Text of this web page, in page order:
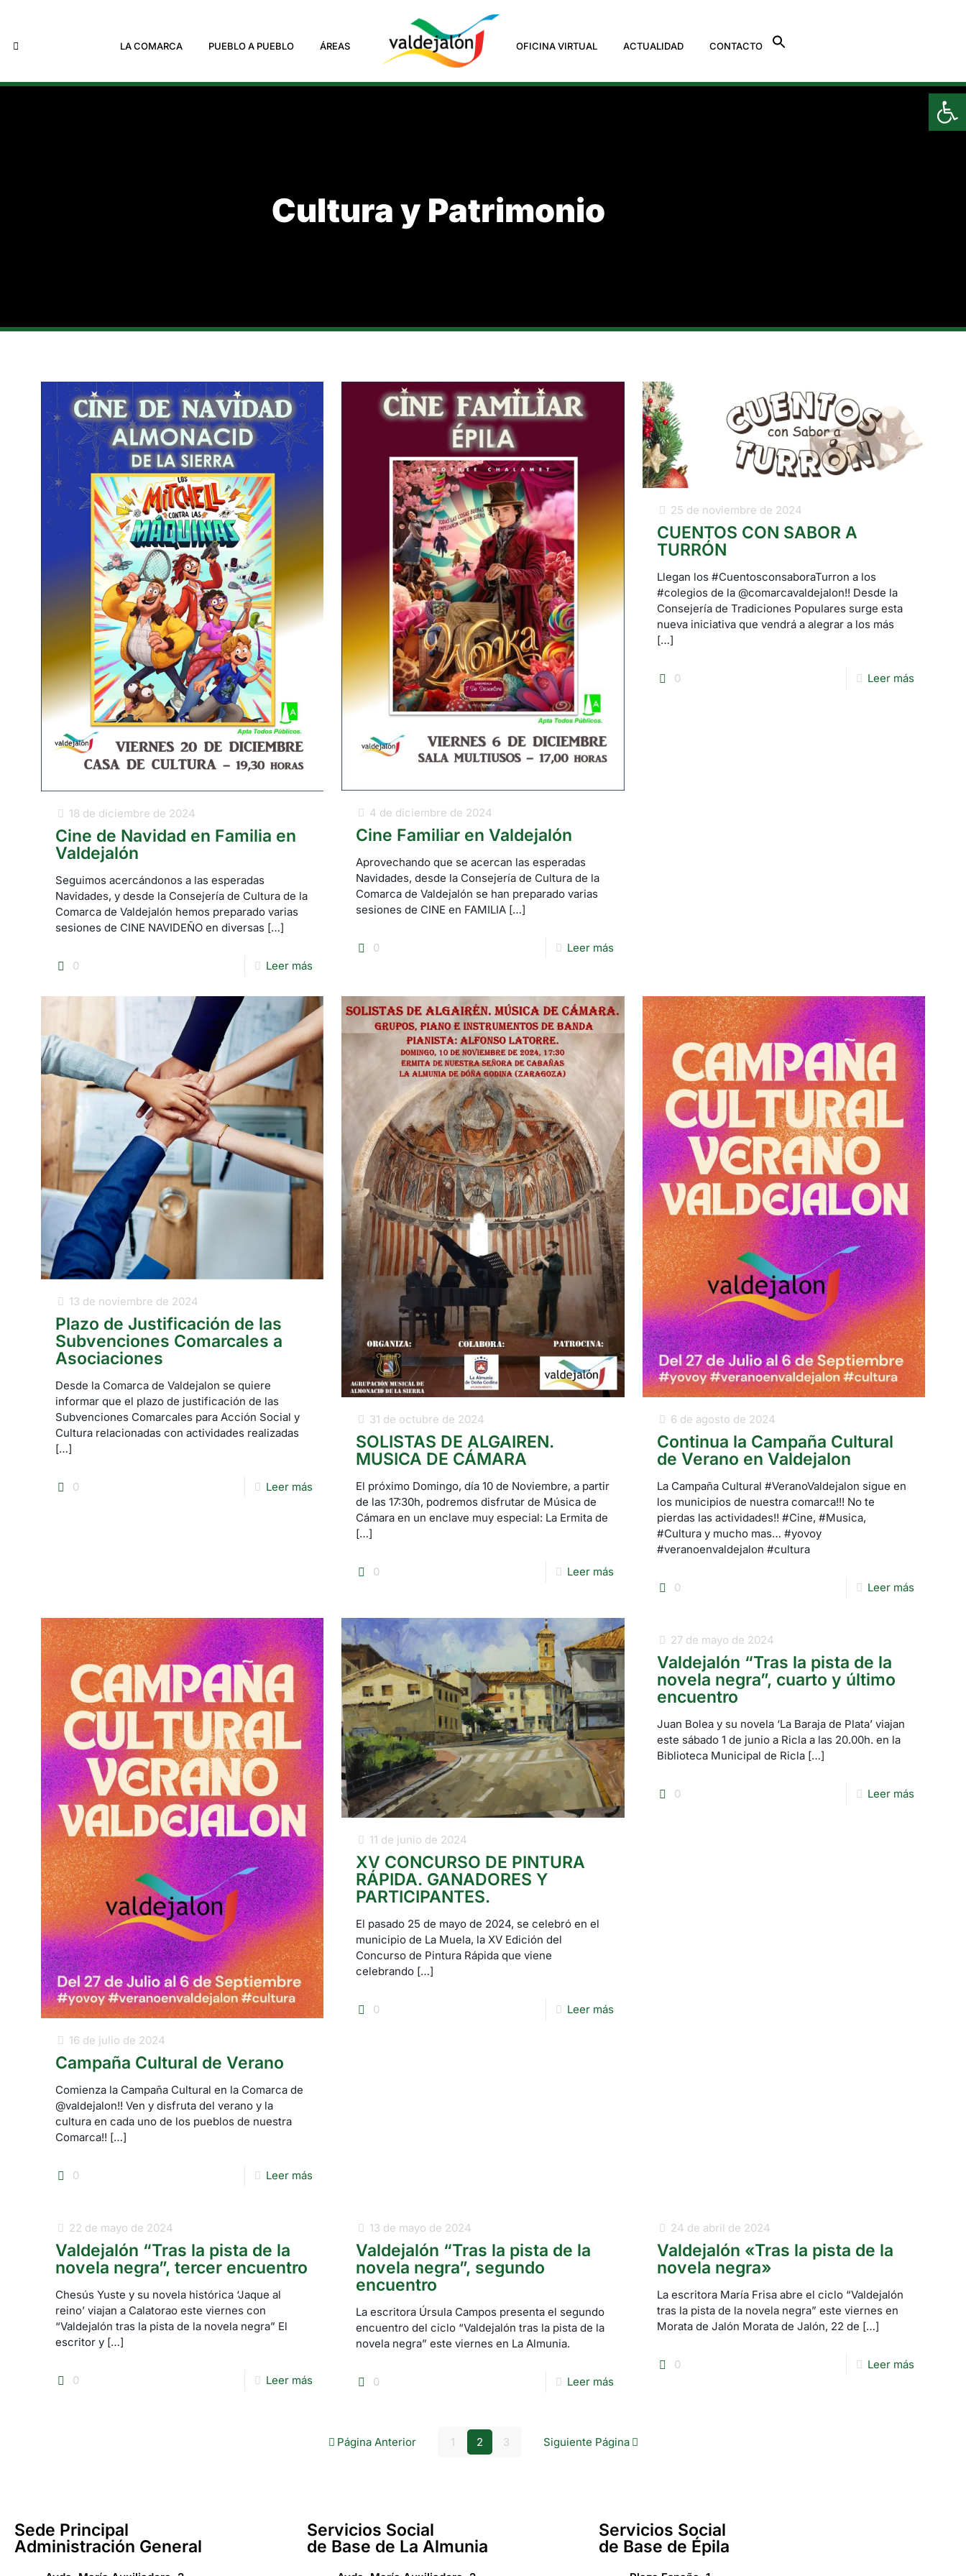
LA COMARCA PUEBLO A PUEBLO ÁREAS OFICINA VIRTUAL ACTUALIDAD CONTACTO
Cultura y Patrimonio
18 de diciembre de 2024
Cine de Navidad en Familia en
Valdejalón
Seguimos acercándonos a las esperadas
Navidades, y desde la Consejería de Cultura de la
Comarca de Valdejalón hemos preparado varias
sesiones de CINE NAVIDEÑO en diversas[…]
0 Leer más
4 de diciembre de 2024
Cine Familiar en Valdejalón
Aprovechando que se acercan las esperadas
Navidades, desde la Consejería de Cultura de la
Comarca de Valdejalón se han preparado varias
sesiones de CINE en FAMILIA […]
0 Leer más
25 de noviembre de 2024
CUENTOS CON SABOR A
TURRÓN
Llegan los #CuentosconsaboraTurron a los
#colegios de la @comarcavaldejalon!! Desde la
Consejería de Tradiciones Populares surge esta
nueva iniciativa que vendrá a alegrar a los más
[…]
0 Leer más
13 de noviembre de 2024
Plazo de Justificación de las
Subvenciones Comarcales a
Asociaciones
Desde la Comarca de Valdejalon se quiere
informar que el plazo de justificación de las
Subvenciones Comarcales para Acción Social y
Cultura relacionadas con actividades realizadas
[…]
0 Leer más
31 de octubre de 2024
SOLISTAS DE ALGAIREN.
MUSICA DE CÁMARA
El próximo Domingo, día 10 de Noviembre, a partir
de las 17:30h, podremos disfrutar de Música de
Cámara en un enclave muy especial: La Ermita de
[…]
0 Leer más
6 de agosto de 2024
Continua la Campaña Cultural
de Verano en Valdejalon
La Campaña Cultural #VeranoValdejalon sigue en
los municipios de nuestra comarca!!! No te
pierdas las actividades!! #Cine, #Musica,
#Cultura y mucho mas… #yovoy
#veranoenvaldejalon #cultura
0 Leer más
16 de julio de 2024
Campaña Cultural de Verano
Comienza la Campaña Cultural en la Comarca de
@valdejalon!! Ven y disfruta del verano y la
cultura en cada uno de los pueblos de nuestra
Comarca!! […]
0 Leer más
11 de junio de 2024
XV CONCURSO DE PINTURA
RÁPIDA. GANADORES Y
PARTICIPANTES.
El pasado 25 de mayo de 2024, se celebró en el
municipio de La Muela, la XV Edición del
Concurso de Pintura Rápida que viene
celebrando […]
0 Leer más
27 de mayo de 2024
Valdejalón “Tras la pista de la
novela negra”, cuarto y último
encuentro
Juan Bolea y su novela ‘La Baraja de Plata’ viajan
este sábado 1 de junio a Ricla a las 20.00h. en la
Biblioteca Municipal de Ricla[…]
0 Leer más
22 de mayo de 2024
Valdejalón “Tras la pista de la
novela negra”, tercer encuentro
Chesús Yuste y su novela histórica ‘Jaque al
reino’ viajan a Calatorao este viernes con
“Valdejalón tras la pista de la novela negra” El
escritor y[…]
0 Leer más
13 de mayo de 2024
Valdejalón “Tras la pista de la
novela negra”, segundo
encuentro
La escritora Úrsula Campos presenta el segundo
encuentro del ciclo “Valdejalón tras la pista de la
novela negra” este viernes en La Almunia.
0 Leer más
24 de abril de 2024
Valdejalón «Tras la pista de la
novela negra»
La escritora María Frisa abre el ciclo “Valdejalón
tras la pista de la novela negra” este viernes en
Morata de Jalón Morata de Jalón, 22 de […]
0 Leer más
Página Anterior 1 2 3 Siguiente Página
Sede Principal
Administración General
Servicios Social
de Base de La Almunia
Servicios Social
de Base de Épila